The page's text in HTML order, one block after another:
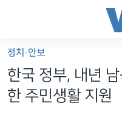
가
능
링세계
정치·안보
한국 정부, 내년
한 주민생활 지원